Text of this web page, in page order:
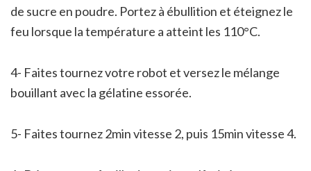
de sucre en poudre. Portez à ébullition et éteignez le
feu lorsque la température a atteint les 110°C.
4- Faites tournez votre robot et versez le mélange
bouillant avec la gélatine essorée.
5- Faites tournez 2min vitesse 2, puis 15min vitesse 4.